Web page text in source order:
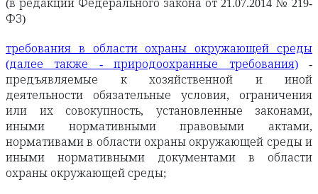
(в редакции Федерального закона от 21.07.2014 № 219-
ФЗ)
требования в области охраны окружающей среды
(далее также - природоохранные требования)-
предъявляемые к хозяйственной и иной
деятельности обязательные условия, ограничения
или их совокупность, установленные законами,
иными нормативными правовыми актами,
нормативами в области охраны окружающей среды и
иными нормативными документами в области
охраны окружающей среды;